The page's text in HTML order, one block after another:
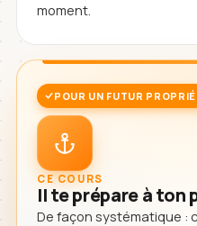
moment.
POUR UN FUTUR
CE COURS
Il te prépare à ton
De façon systématique :